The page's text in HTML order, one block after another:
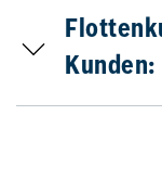
Kunden: